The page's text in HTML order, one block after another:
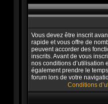
Vous devez être inscrit
rapide et vous offre de
peuvent accorder des
inscrits. Avant de vous
nos conditions d’utilisation
également prendre le
forum lors de votre
Conditions